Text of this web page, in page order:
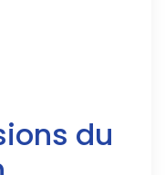
du